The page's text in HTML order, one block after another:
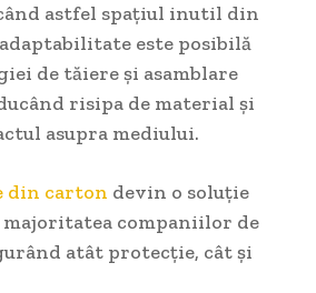
astfel spațiul inutil din
este posibilă
de tăiere și asamblare
risipa de material și
asupra mediului.
din carton devin o soluție
companiilor de
atât protecție, cât și